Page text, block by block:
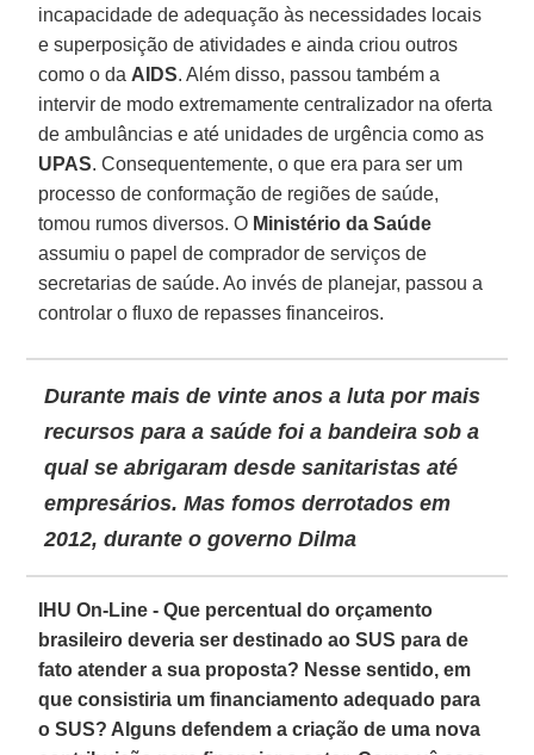
incapacidade de adequação às necessidades locais
e superposição de atividades e ainda criou outros
como o da AIDS. Além disso, passou também a
intervir de modo extremamente centralizador na oferta
de ambulâncias e até unidades de urgência como as
UPAS. Consequentemente, o que era para ser um
processo de conformação de regiões de saúde,
tomou rumos diversos. O Ministério da Saúde
assumiu o papel de comprador de serviços de
secretarias de saúde. Ao invés de planejar, passou a
controlar o fluxo de repasses financeiros.
Durante mais de vinte anos a luta por mais
recursos para a saúde foi a bandeira sob a
qual se abrigaram desde sanitaristas até
empresários. Mas fomos derrotados em
2012, durante o governo Dilma
IHU On-Line - Que percentual do orçamento
brasileiro deveria ser destinado ao SUS para de
fato atender a sua proposta? Nesse sentido, em
que consistiria um financiamento adequado para
o SUS? Alguns defendem a criação de uma nova